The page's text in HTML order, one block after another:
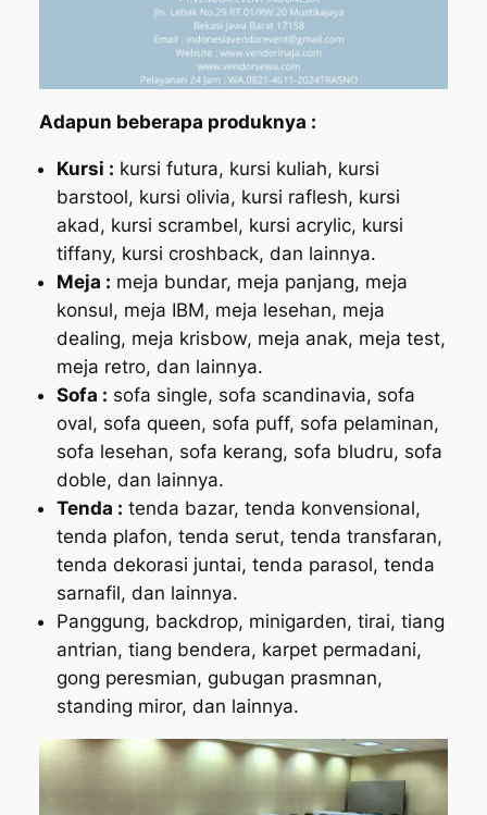
Adapun beberapa produknya :
Kursi : kursi futura, kursi kuliah, kursi
barstool, kursi olivia, kursi raflesh, kursi
akad, kursi scrambel, kursi acrylic, kursi
tiffany, kursi croshback, dan lainnya.
Meja : meja bundar, meja panjang, meja
konsul, meja IBM, meja lesehan, meja
dealing, meja krisbow, meja anak, meja test,
meja retro, dan lainnya.
Sofa : sofa single, sofa scandinavia, sofa
oval, sofa queen, sofa puff, sofa pelaminan,
sofa lesehan, sofa kerang, sofa bludru, sofa
doble, dan lainnya.
Tenda : tenda bazar, tenda konvensional,
tenda plafon, tenda serut, tenda transfaran,
tenda dekorasi juntai, tenda parasol, tenda
sarnafil, dan lainnya.
Panggung, backdrop, minigarden, tirai, tiang
antrian, tiang bendera, karpet permadani,
gong peresmian, gubugan prasmnan,
standing miror, dan lainnya.